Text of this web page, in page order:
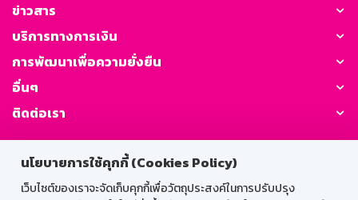
นโยบายการใช้คุกกี้ (Cookies Policy)
เว็บไซต์ของเราจะจัดเก็บคุกกี้เพื่อวัตถุประสงค์ในการปรับปรุง
ข่าวสาร
บริการทางการเงิน
การพัฒนาเพื่อความยั่งยืน
อื่นๆ
ติดต่อเรา
GSB Society: